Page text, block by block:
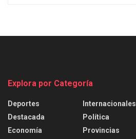
Explora por Categoría
Deportes
Destacada
Economía
Internacionales
Política
Provincias